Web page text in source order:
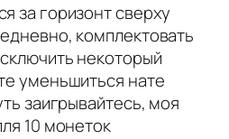
за горизонт сверху
комплектовать
некоторый
уменьшиться нате
заигрывайтесь, моя
10 монеток